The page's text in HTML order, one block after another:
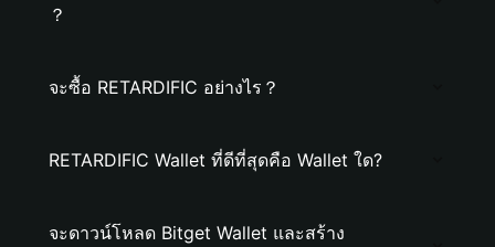
？
จะซื้อ RETARDIFIC อย่างไร？
RETARDIFIC Wallet ที่ดีที่สุดคือ Wallet ใด?
จะดาวน์โหลด Bitget Wallet และสร้าง